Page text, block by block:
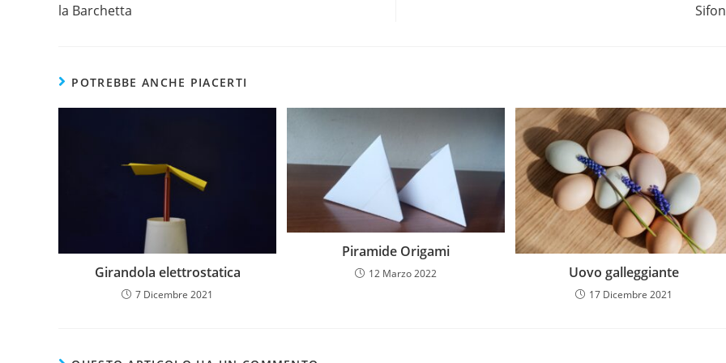
la Barchetta
POTREBBE ANCHE PIACERTI
Girandola elettrostatica
7 Dicembre 2021
Piramide Origami
12 Marzo 2022 Uovo galleggiante
17 Dicembre 2021